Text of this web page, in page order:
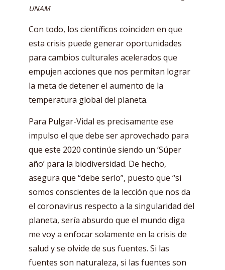
UNAM
Con todo, los científicos coinciden en que
esta crisis puede generar oportunidades
para cambios culturales acelerados que
empujen acciones que nos permitan lograr
la meta de detener el aumento de la
temperatura global del planeta.
Para Pulgar-Vidal es precisamente ese
impulso el que debe ser aprovechado para
que este 2020 continúe siendo un ‘Súper
año’ para la biodiversidad. De hecho,
asegura que “debe serlo”, puesto que “si
somos conscientes de la lección que nos da
el coronavirus respecto a la singularidad del
planeta, sería absurdo que el mundo diga
me voy a enfocar solamente en la crisis de
salud y se olvide de sus fuentes. Si las
fuentes son naturaleza, si las fuentes son